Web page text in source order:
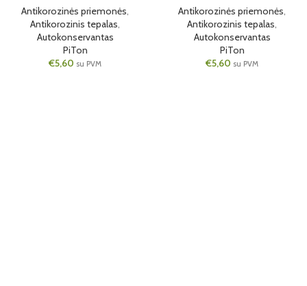
Antikorozinės priemonės,
Antikorozinis tepalas,
Autokonservantas
PiTon
€5,60 su PVM
Antikorozinės priemonės,
Antikorozinis tepalas,
Autokonservantas
PiTon
€5,60 su PVM